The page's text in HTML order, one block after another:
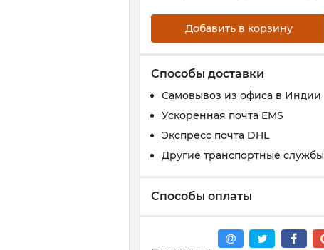
Добавить в корзину
Способы доставки
Самовывоз из офиса в Индии
Ускоренная почта EMS
Экспресс почта DHL
Другие транспортные службы
Способы оплаты